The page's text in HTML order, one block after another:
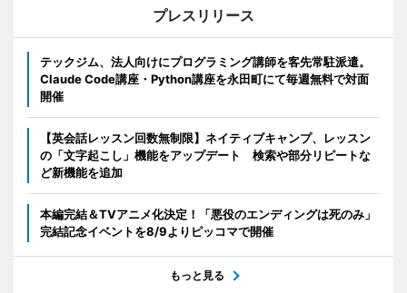
プレスリリース
テックジム、法人向けにプログラミング講師を客先常駐派遣。
Claude Code講座・Python講座を永田町にて毎週無料で対面
開催
【英会話レッスン回数無制限】ネイティブキャンプ、レッスン
の「文字起こし」機能をアップデート 検索や部分リピートな
ど新機能を追加
本編完結＆TVアニメ化決定！「悪役のエンディングは死のみ」
完結記念イベントを8/9よりピッコマで開催
もっと見る